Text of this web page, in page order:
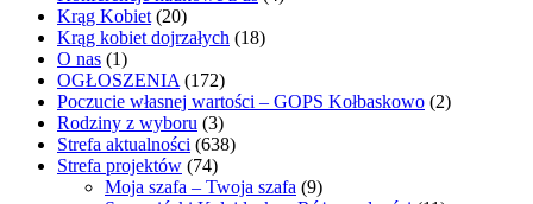
Krąg Kobiet (20)
Krąg kobiet dojrzałych (18)
O nas (1)
OGŁOSZENIA (172)
Poczucie własnej wartości – GOPS Kołbaskowo (2)
Rodziny z wyboru (3)
Strefa aktualności (638)
Strefa projektów (74)
Moja szafa – Twoja szafa (9)